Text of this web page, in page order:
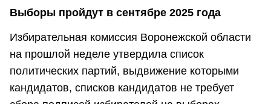
Выборы пройдут в сентябре 2025 года
Избирательная комиссия Воронежской области
на прошлой неделе утвердила список
политических партий, выдвижение которыми
кандидатов, списков кандидатов не требует